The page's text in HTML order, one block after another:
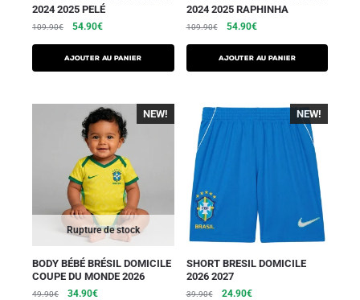
2024 2025 PELÉ
109.90€ 54.90€
AJOUTER AU PANIER
2024 2025 RAPHINHA
109.90€ 54.90€
AJOUTER AU PANIER
Rupture de stock
NEW!
BODY BÉBÉ BRÉSIL DOMICILE
COUPE DU MONDE 2026
49.90€ 34.90€
NEW!
SHORT BRESIL DOMICILE
2026 2027
39.90€ 24.90€